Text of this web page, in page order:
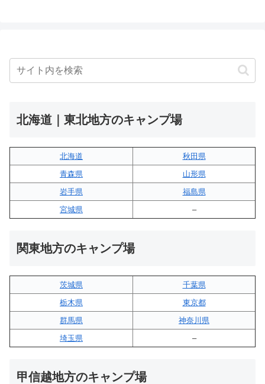
北海道｜東北地方のキャンプ場
北海道
秋田県
青森県
山形県
岩手県
福島県
宮城県
–
関東地方のキャンプ場
茨城県
千葉県
栃木県
東京都
群馬県
神奈川県
埼玉県
–
甲信越地方のキャンプ場